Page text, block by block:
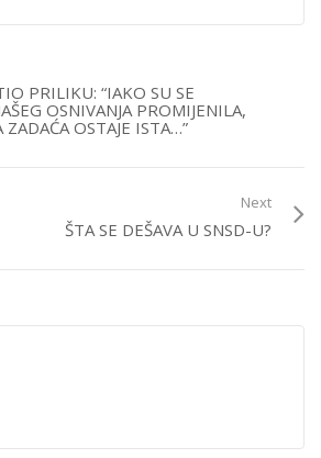
PRILIKU: “IAKO SU SE
OSNIVANJA PROMIJENILA,
ZADAĆA OSTAJE ISTA…”
Next
ŠTA SE DEŠAVA U SNSD-U?